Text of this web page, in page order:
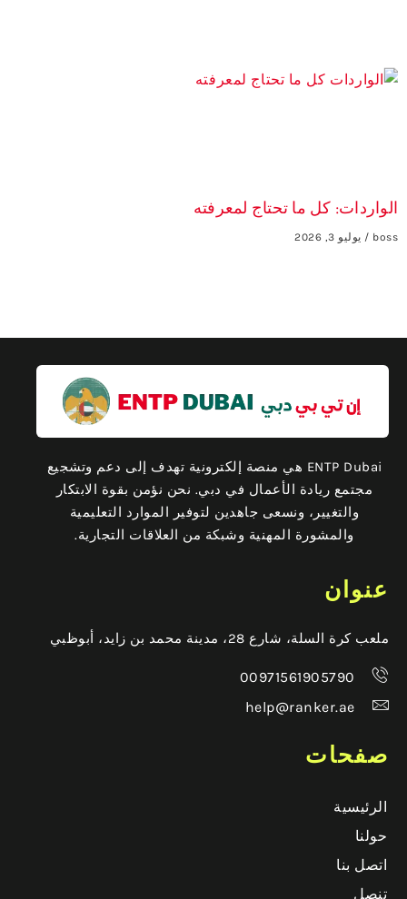
الواردات: كل ما تحتاج لمعرفته
boss يوليو 3, 2026
ENTP Dubai هي منصة إلكترونية تهدف إلى دعم وتشجيع
مجتمع ريادة الأعمال في دبي. نحن نؤمن بقوة الابتكار
والتغيير، ونسعى جاهدين لتوفير الموارد التعليمية
والمشورة المهنية وشبكة من العلاقات التجارية.
عنوان
ملعب كرة السلة، شارع 28، مدينة محمد بن زايد، أبوظبي
00971561905790
help@ranker.ae
صفحات
الرئيسية
حولنا
اتصل بنا
تنصل